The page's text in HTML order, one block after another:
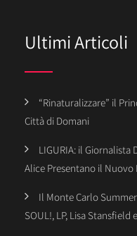
Ultimi Articoli
“Rinaturalizzare” il
Città di Domani
LIGURIA: il Giornalista
Alice Presentano il Nuovo
Il Monte Carlo
SOUL!, LP, Lisa Stansfield